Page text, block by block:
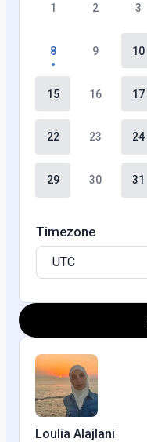
1 2 3
8 9 10
15 16 17
22 23 24
29 30 31
Timezone
UTC
Loulia Alajlani